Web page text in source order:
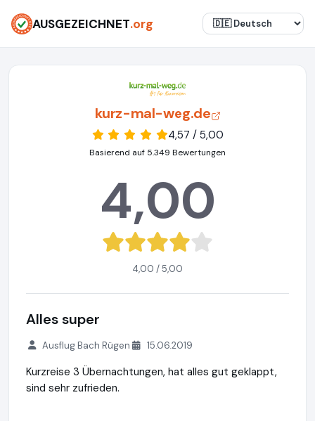
AUSGEZEICHNET.org
kurz-mal-weg.de
4,57 / 5,00
Basierend auf 5.349 Bewertungen
4,00
4,00 / 5,00
Alles super
Ausflug Bach Rügen 15.06.2019
Kurzreise 3 Übernachtungen, hat alles gut geklappt,
sind sehr zufrieden.